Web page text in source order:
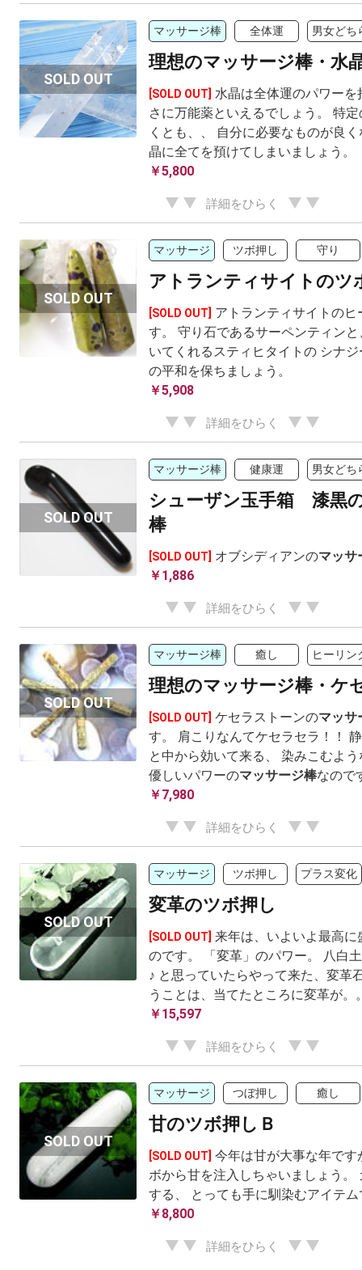
マッサージ棒 全体運 男女どち
理想のマッサージ棒・水
[SOLD OUT] 水晶は全体運のパワーを
さに万能薬といえるでしょう。 特
くとも、、 自分に必要なものが良
晶に全てを預けてしまいましょう。
￥5,800
詳細をひらく
マッサージ ツボ押し 守り
アトランティサイトのツ
[SOLD OUT]
アトランティサイトの
す。 守り石であるサーペンティン
いてくれるスティヒタイトの シナ
の平和を保ちましょう。
￥5,908
詳細をひらく
マッサージ棒 健康運 男女どち
シューザン玉手箱 漆黒
棒
[SOLD OUT] オブシディアンのマッサ
￥1,886
詳細をひらく
マッサージ棒 癒し ヒーリン
理想のマッサージ棒・ケ
[SOLD OUT] ケセラストーンのマッサ
す。 肩こりなんてケセラセラ！！
と中から効いて来る、 染みこむよ
優しいパワーのマッサージ棒なので
￥7,980
詳細をひらく
マッサージ ツボ押し プラス変化
変革のツボ押し
[SOLD OUT] 来年は、いよいよ最高に
のです。 「変革」のパワー。 八白
♪ と思っていたらやって来た、変革
うことは、当てたところに変革が。
￥15,597
詳細をひらく
マッサージ つぼ押し 癒し
甘のツボ押しＢ
[SOLD OUT] 今年は甘が大事な年です
ボから甘を注入しちゃいましょう。
する、 とっても手に馴染むアイテ
￥8,800
詳細をひらく